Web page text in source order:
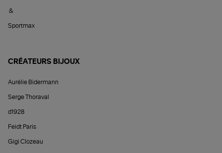
&
Sportmax
CRÉATEURS BIJOUX
Aurélie Bidermann
Serge Thoraval
d1928
Feidt Paris
Gigi Clozeau